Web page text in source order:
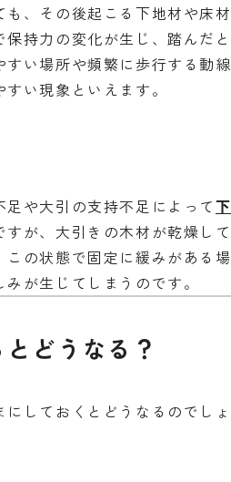
、その後起こる下地材や床
持力の変化が生じ、踏んだと
い場所や頻繁に歩行する動
い現象といえます。
や大引の支持不足によって
が、大引きの木材が乾燥し
の状態で固定に緩みがある
が生じてしまうのです。
どうなる？
にしておくとどうなるのでし